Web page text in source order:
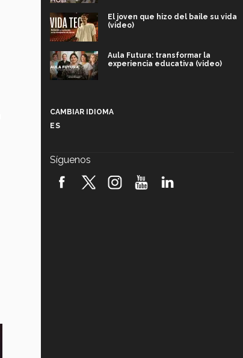
El joven que hizo del baile su vida
(video)
Aula Futura: transformar la
experiencia educativa (video)
robótica FIRST 2026! (video)
CAMBIAR IDIOMA
ES
Síguenos